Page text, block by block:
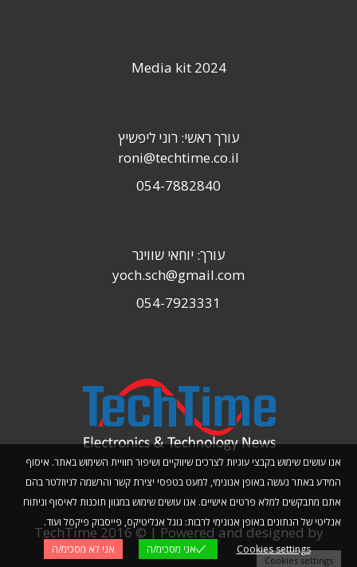
אנו עושים שימוש בקבצי עוגיות לצרכים שיווקיים ושיפור חוויית השימוש באתר. איסוף
המידע באתר נעשה באופן אנונימי, למעט בטפסי יצירת קשר והרשמה לניוזלטר בהם
אתם מתבקשים למלא פרטים אישיים. אנו עושים שימוש במגוון תוכנות לאיסוף וניתוח
אנליטי של הנתונים באופן אנונימי לרבות: גוגל אנליטיקס, פייסבוק פיקסל ועוד.
Cookies settings
אני מסכימ/ה אני לא מסכימ/ה
Cookies settings
Media kit 2024
עורך ראשי: רוני ליפשיץ
roni@techtime.co.il
054-7882840
עורך: יוחאי שוויגר
yoch.sch@gmail.com
054-7923331
TechTime 2016 © | Powered and designed by
Planwize